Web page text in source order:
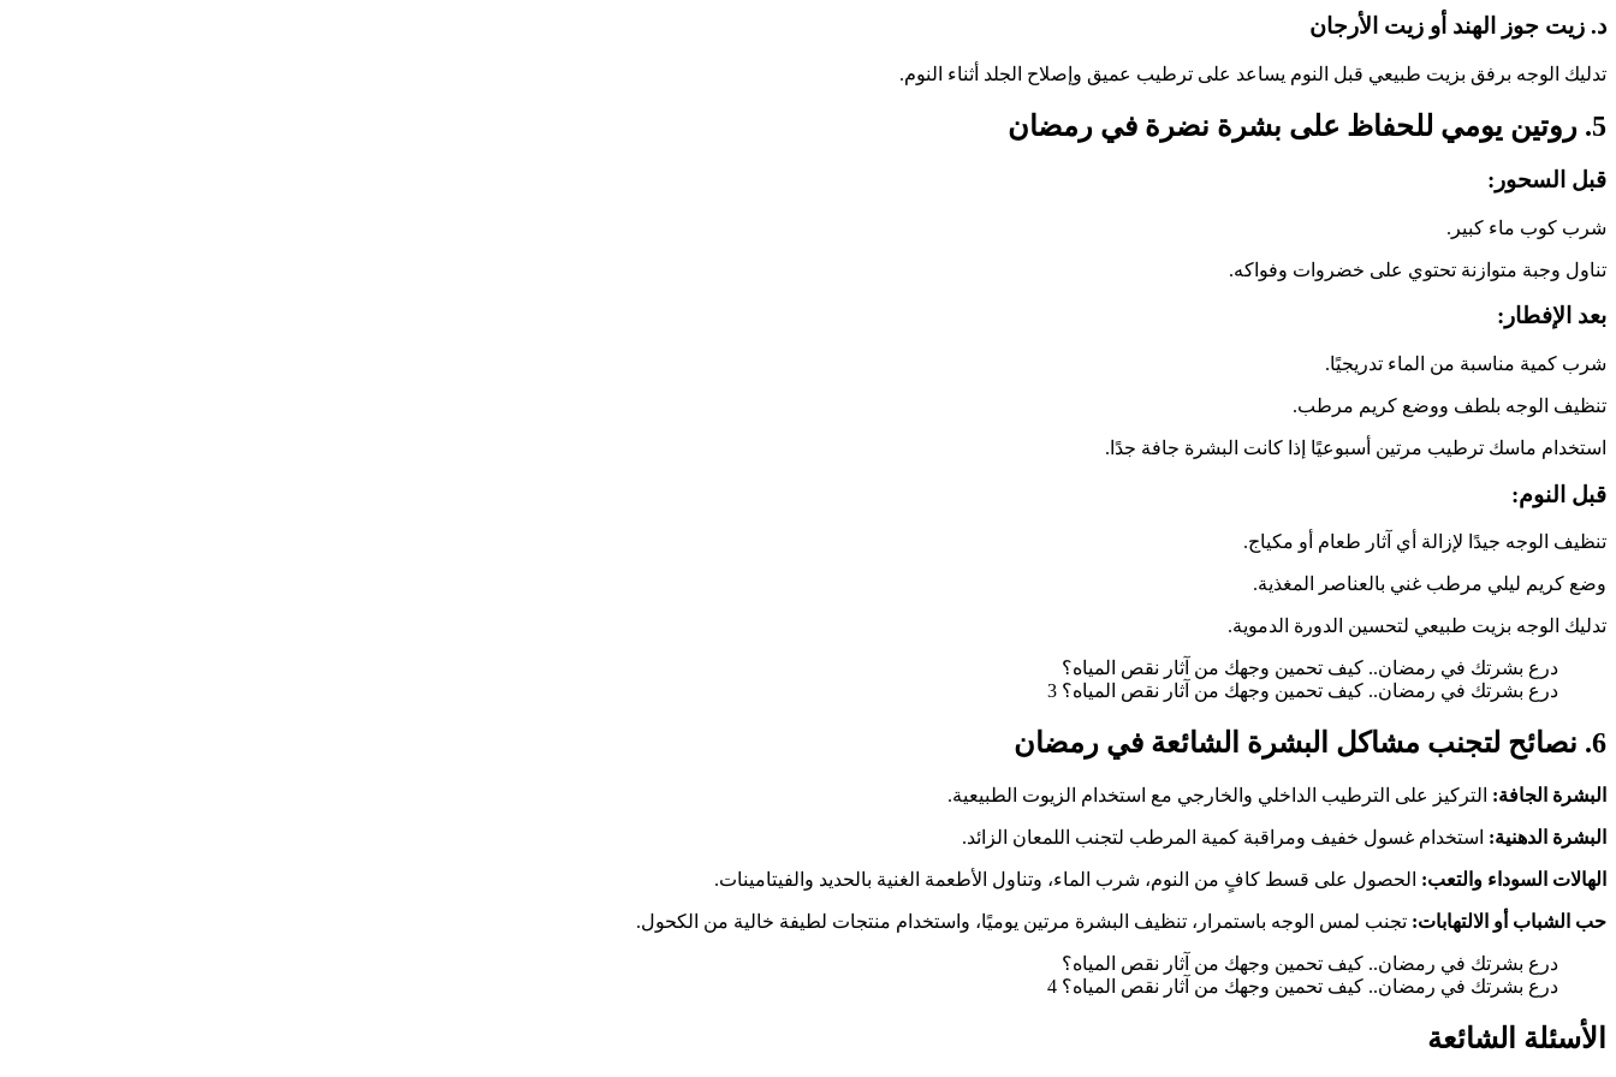
د. زيت جوز الهند أو زيت الأرجان
تدليك الوجه برفق بزيت طبيعي قبل النوم يساعد على ترطيب عميق وإصلاح الجلد أثناء النوم.
5. روتين يومي للحفاظ على بشرة نضرة في رمضان
قبل السحور:
شرب كوب ماء كبير.
تناول وجبة متوازنة تحتوي على خضروات وفواكه.
بعد الإفطار:
شرب كمية مناسبة من الماء تدريجيًا.
تنظيف الوجه بلطف ووضع كريم مرطب.
استخدام ماسك ترطيب مرتين أسبوعيًا إذا كانت البشرة جافة جدًا.
قبل النوم:
تنظيف الوجه جيدًا لإزالة أي آثار طعام أو مكياج.
وضع كريم ليلي مرطب غني بالعناصر المغذية.
تدليك الوجه بزيت طبيعي لتحسين الدورة الدموية.
درع بشرتك في رمضان.. كيف تحمين وجهك من آثار نقص المياه؟
درع بشرتك في رمضان.. كيف تحمين وجهك من آثار نقص المياه؟ 3
6. نصائح لتجنب مشاكل البشرة الشائعة في رمضان
البشرة الجافة: التركيز على الترطيب الداخلي والخارجي مع استخدام الزيوت الطبيعية.
البشرة الدهنية: استخدام غسول خفيف ومراقبة كمية المرطب لتجنب اللمعان الزائد.
الهالات السوداء والتعب: الحصول على قسط كافٍ من النوم، شرب الماء، وتناول الأطعمة الغنية بالحديد والفيتامينات.
حب الشباب أو الالتهابات: تجنب لمس الوجه باستمرار، تنظيف البشرة مرتين يوميًا، واستخدام منتجات لطيفة خالية من الكحول.
درع بشرتك في رمضان.. كيف تحمين وجهك من آثار نقص المياه؟
درع بشرتك في رمضان.. كيف تحمين وجهك من آثار نقص المياه؟ 4
الأسئلة الشائعة